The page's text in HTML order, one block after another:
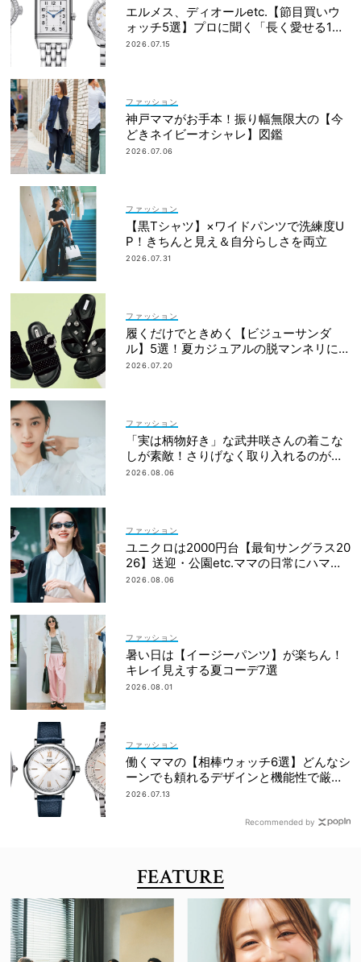
エルメス、ディオールetc.【節目買いウ
ォッチ5選】プロに聞く「長く愛せる1
本」の選び方
2026.07.15
ファッション
神戸ママがお手本！振り幅無限大の【今
どきネイビーオシャレ】図鑑
2026.07.06
ファッション
【黒Tシャツ】×ワイドパンツで洗練度U
P！きちんと見え＆自分らしさを両立
2026.07.31
ファッション
履くだけでときめく【ビジューサンダ
ル】5選！夏カジュアルの脱マンネリに効
果大
2026.07.20
ファッション
「実は柄物好き」な武井咲さんの着こな
しが素敵！さりげなく取り入れるのが気
分
2026.08.06
ファッション
ユニクロは2000円台【最旬サングラス20
26】送迎・公園etc.ママの日常にハマる
「名品」を厳選！
2026.08.06
ファッション
暑い日は【イージーパンツ】が楽ちん！
キレイ見えする夏コーデ7選
2026.08.01
ファッション
働くママの【相棒ウォッチ6選】どんなシ
ーンでも頼れるデザインと機能性で厳
選！
2026.07.13
Recommended by
FEATURE